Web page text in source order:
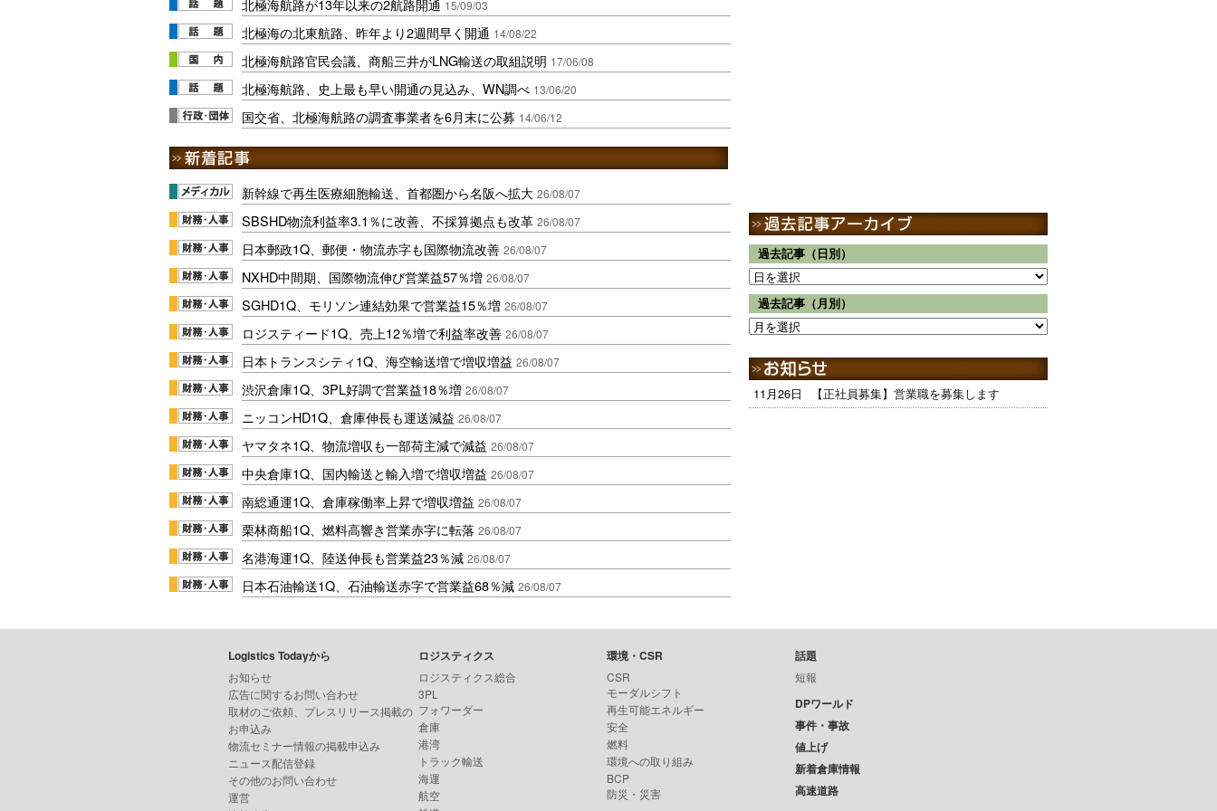
北極海航路が13年以来の2航路開通 15/09/03
北極海の北東航路、昨年より2週間早く開通 14/08/22
北極海航路官民会議、商船三井がLNG輸送の取組説明 17/06/08
北極海航路、史上最も早い開通の見込み、WN調べ 13/06/20
国交省、北極海航路の調査事業者を6月末に公募 14/06/12
新幹線で再生医療細胞輸送、首都圏から名阪へ拡大 26/08/07
SBSHD物流利益率3.1％に改善、不採算拠点も改革 26/08/07
日本郵政1Q、郵便・物流赤字も国際物流改善 26/08/07
NXHD中間期、国際物流伸び営業益57％増 26/08/07
SGHD1Q、モリソン連結効果で営業益15％増 26/08/07
ロジスティード1Q、売上12％増で利益率改善 26/08/07
日本トランスシティ1Q、海空輸送増で増収増益 26/08/07
渋沢倉庫1Q、3PL好調で営業益18％増 26/08/07
ニッコンHD1Q、倉庫伸長も運送減益 26/08/07
ヤマタネ1Q、物流増収も一部荷主減で減益 26/08/07
中央倉庫1Q、国内輸送と輸入増で増収増益 26/08/07
南総通運1Q、倉庫稼働率上昇で増収増益 26/08/07
栗林商船1Q、燃料高響き営業赤字に転落 26/08/07
名港海運1Q、陸送伸長も営業益23％減 26/08/07
日本石油輸送1Q、石油輸送赤字で営業益68％減 26/08/07
過去記事（日別）
過去記事（月別）
11月26日 【正社員募集】営業職を募集します
Logistics Todayから
お知らせ
広告に関するお問い合わせ
取材のご依頼、プレスリリース掲載の
お申込み
物流セミナー情報の掲載申込み
ニュース配信登録
その他のお問い合わせ
運営
ロジスティクス
ロジスティクス総合
3PL
フォワーダー
倉庫
港湾
トラック輸送
海運
航空
環境・CSR
CSR
モーダルシフト
再生可能エネルギー
安全
燃料
環境への取り組み
BCP
防災・災害
話題
短報
DPワールド
事件・事故
値上げ
新着倉庫情報
高速道路